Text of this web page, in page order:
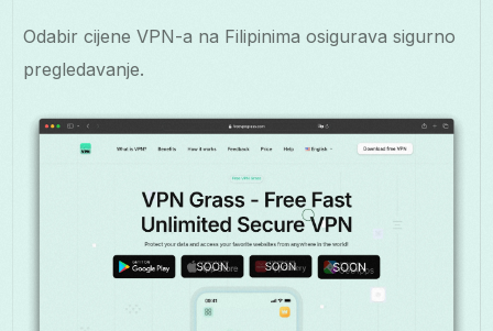
Odabir cijene VPN-a na Filipinima osigurava sigurno
pregledavanje.